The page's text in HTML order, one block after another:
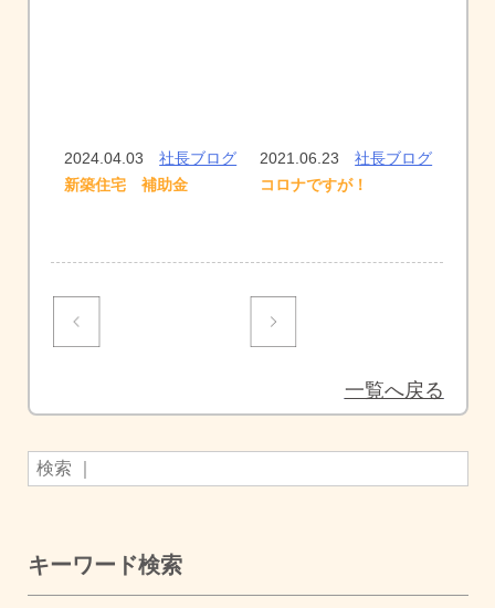
2024.04.03社長ブログ
新築住宅 補助金
2021.06.23社長ブログ
コロナですが！
投
稿
ゲ
シ
ョ
一覧へ戻る
キーワード検索